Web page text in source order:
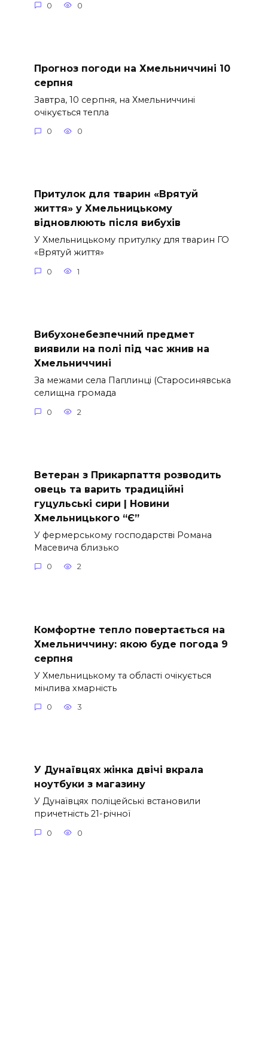
0 0
Прогноз погоди на Хмельниччині 10
серпня
Завтра, 10 серпня, на Хмельниччині
очікується тепла
0 0
Притулок для тварин «Врятуй
життя» у Хмельницькому
відновлюють після вибухів
У Хмельницькому притулку для тварин ГО
«Врятуй життя»
0 1
Вибухонебезпечний предмет
виявили на полі під час жнив на
Хмельниччині
За межами села Паплинці (Старосинявська
селищна громада
0 2
Ветеран з Прикарпаття розводить
овець та варить традиційні
гуцульські сири | Новини
Хмельницького “Є”
У фермерському господарстві Романа
Масевича близько
0 2
Комфортне тепло повертається на
Хмельниччину: якою буде погода 9
серпня
У Хмельницькому та області очікується
мінлива хмарність
0 3
У Дунаївцях жінка двічі вкрала
ноутбуки з магазину
У Дунаївцях поліцейські встановили
причетність 21-річної
0 0